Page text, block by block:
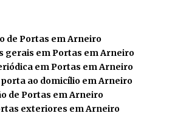
de Portas em Arneiro
gerais em Portas em Arneiro
em Portas em Arneiro
ao domicílio em Arneiro
de Portas em Arneiro
exteriores em Arneiro